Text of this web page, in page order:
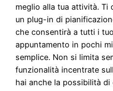
meglio alla tua attività. Ti
un plug-in di
che consentirà a tutti i
appuntamento in pochi
semplice. Non si limita
funzionalità incentrate
hai anche la possibilità di